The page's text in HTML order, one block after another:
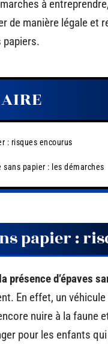
à
de manière légale et
papiers.
: risques encourus
sans papier : les démarches
papier :
présence d’épaves
En effet, un
nuire à la faune
pour les enfants